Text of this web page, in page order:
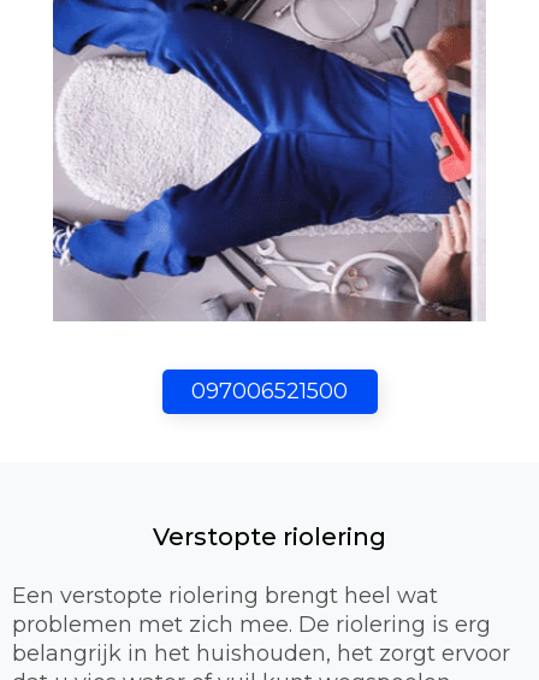
097006521500
Verstopte riolering
Een verstopte riolering brengt heel wat
problemen met zich mee. De riolering is erg
belangrijk in het huishouden, het zorgt ervoor